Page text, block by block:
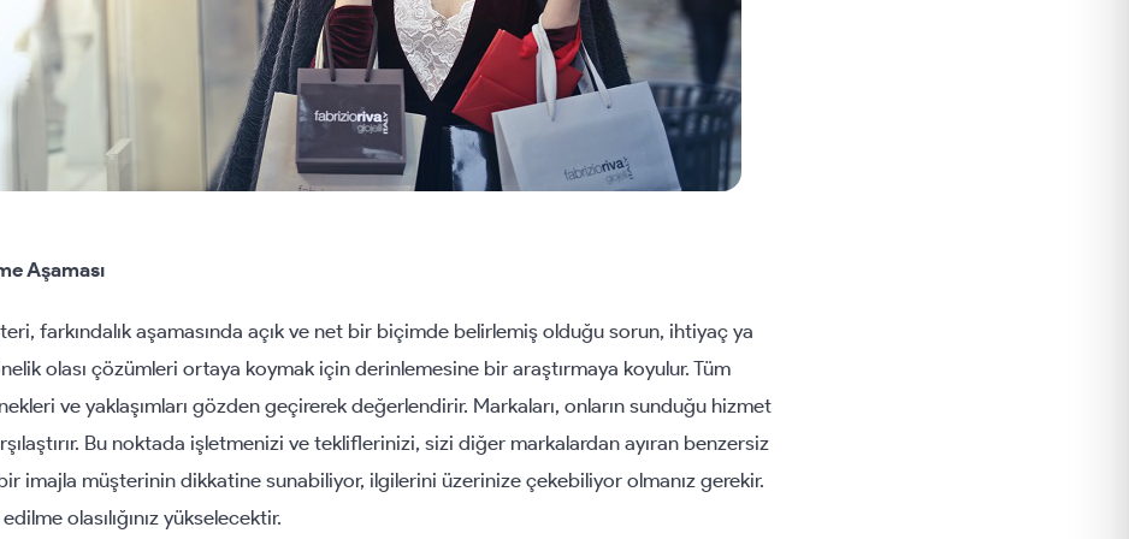
Aşaması
farkındalık aşamasında açık ve net bir biçimde belirlemiş olduğu sorun, ihtiyaç ya
olası çözümleri ortaya koymak için derinlemesine bir araştırmaya koyulur. Tüm
ve yaklaşımları gözden geçirerek değerlendirir. Markaları, onların sunduğu hizmet
Bu noktada işletmenizi ve tekliflerinizi, sizi diğer markalardan ayıran benzersiz
imajla müşterinin dikkatine sunabiliyor, ilgilerini üzerinize çekebiliyor olmanız gerekir.
olasılığınız yükselecektir.